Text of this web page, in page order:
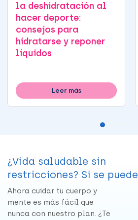
la deshidratación al
hacer deporte:
consejos para
hidratarse y reponer
líquidos
Leer más
¿Vida saludable sin
restricciones? Sí se puede
Ahora cuidar tu cuerpo y
mente es más fácil que
nunca con nuestro plan. ¿Te